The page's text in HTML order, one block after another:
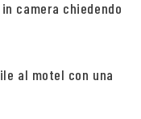
camera chiedendo
al motel con una